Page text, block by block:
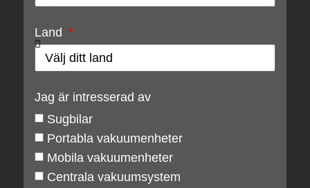
Land
Jag är intresserad av
Sugbilar
Portabla vakuumenheter
Mobila vakuumenheter
Centrala vakuumsystem